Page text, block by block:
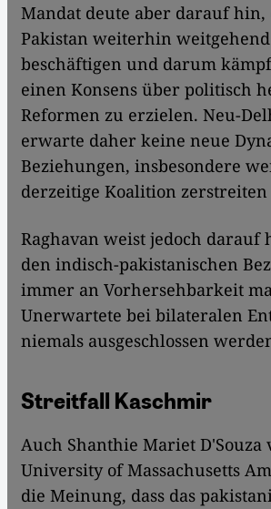
Mandat deute aber darauf hin,
Pakistan weiterhin
beschäftigen und darum
einen Konsens über politisch
Reformen zu erzielen. Neu-
erwarte daher keine neue
Beziehungen, insbesondere
derzeitige Koalition
Raghavan weist jedoch darauf
den indisch-pakistanischen
immer an Vorhersehbarkeit
Unerwartete bei bilateralen
niemals ausgeschlossen
Streitfall Kaschmir
Auch Shanthie Mariet D'Souza
University of Massachusetts
die Meinung, dass das